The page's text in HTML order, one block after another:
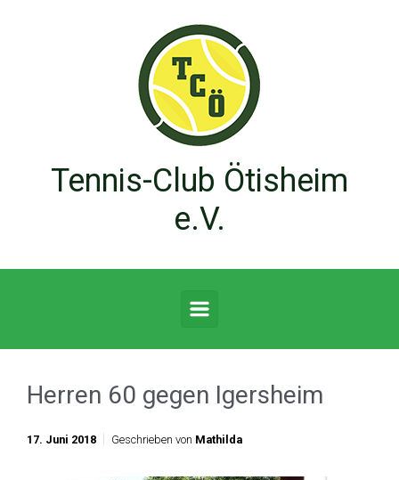
Tennis-Club Ötisheim
e.V.
Herren 60 gegen Igersheim
17. Juni 2018 Geschrieben von Mathilda